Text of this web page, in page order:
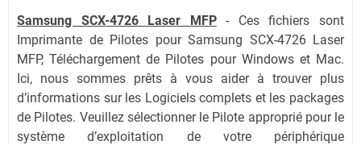
Samsung SCX-4726 Laser MFP - Ces fichiers sont
Imprimante de Pilotes pour Samsung SCX-4726 Laser
MFP, Téléchargement de Pilotes pour Windows et Mac.
Ici, nous sommes prêts à vous aider à trouver plus
d’informations sur les Logiciels complets et les packages
de Pilotes. Veuillez sélectionner le Pilote approprié pour le
système d’exploitation de votre périphérique